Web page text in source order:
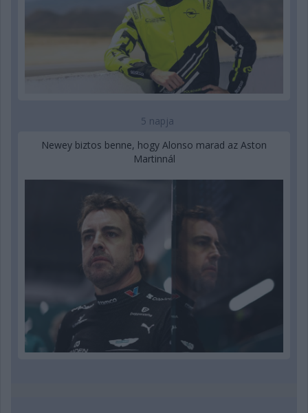
5 napja
Newey biztos benne, hogy Alonso marad az Aston
Martinnál